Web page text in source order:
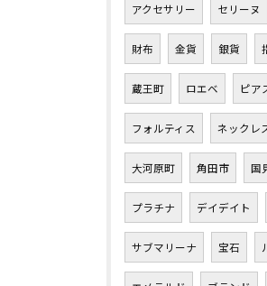
アクセサリー セリーヌ
財布 金貨 銀貨
蔵王町 ロエベ ピア
フォルティス ネックレ
大河原町 角田市 国
プラチナ デイデイト
サブマリーナ 宝石